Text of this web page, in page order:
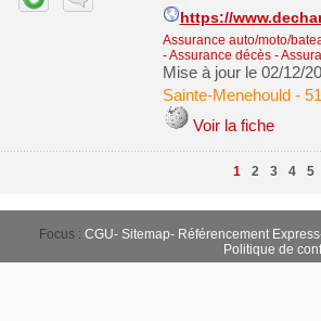
https://
Assurance auto/moto/
- Assurance décès-
Mise à jour le 02/12/
Sainte-Menehould-
Voir la fiche
1 2 3 4 5
Focus : CGU- Sitemap- Référencement Express
Politique de